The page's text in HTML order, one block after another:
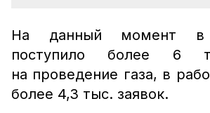
На данный момент
поступило более 6
на проведение газа, в
более 4,3 тыс. заявок.